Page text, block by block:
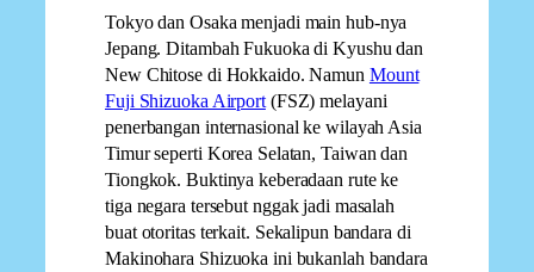
Tokyo dan Osaka menjadi main hub-nya
Jepang. Ditambah Fukuoka di Kyushu dan
New Chitose di Hokkaido. Namun Mount
Fuji Shizuoka Airport(FSZ) melayani
penerbangan internasional ke wilayah Asia
Timur seperti Korea Selatan, Taiwan dan
Tiongkok. Buktinya keberadaan rute ke
tiga negara tersebut nggak jadi masalah
buat otoritas terkait. Sekalipun bandara di
Makinohara Shizuoka ini bukanlah bandara